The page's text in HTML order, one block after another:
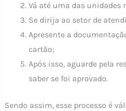
Vá até uma das unidades
Se dirija ao setor de
Apresente a
cartão;
Após isso, aguarde pela
saber se foi aprovado.
Sendo assim, esse processo é